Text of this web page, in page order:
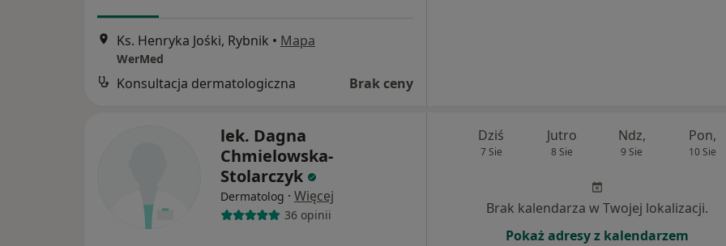
Ks. Henryka Jośki, Rybnik • Mapa
WerMed
Konsultacja dermatologiczna Brak ceny
lek. Dagna
Chmielowska-
Stolarczyk
Dermatolog · Więcej
36 opinii
Dziś
7 Sie
Jutro
8 Sie
Ndz,
9 Sie
Pon,
10 Sie
Brak kalendarza w Twojej lokalizacji.
Pokaż adresy z kalendarzem